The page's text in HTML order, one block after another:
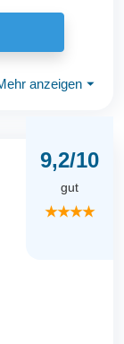
anzeigen ⏷
9,2/10
gut
★★★★